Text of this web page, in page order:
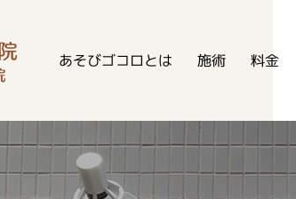
あそびゴコロとは 施術 料金